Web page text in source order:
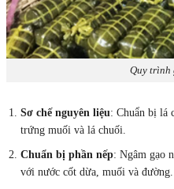
Quy trình
Sơ chế nguyên liệu: Chuẩn bị lá
trứng muối và lá chuối.
Chuẩn bị phần nếp: Ngâm gạo
với nước cốt dừa, muối và đường.